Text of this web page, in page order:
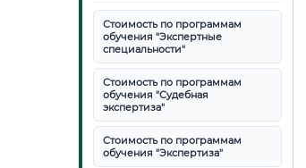
Стоимость по программам
обучения "Экспертные
специальности"
Стоимость по программам
обучения "Судебная
экспертиза"
Стоимость по программам
обучения "Экспертиза"